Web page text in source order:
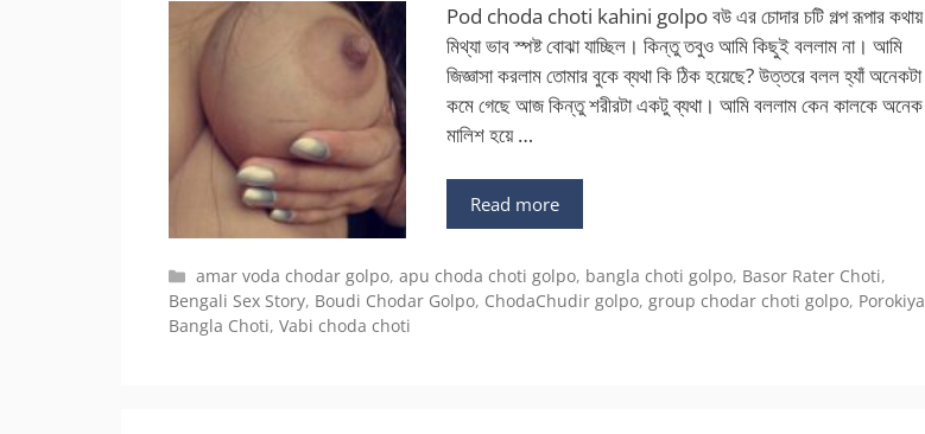
Pod choda choti kahini golpo বউ এর চোদার চটি গল্প রূপার কথায়
মিথ্যা ভাব স্পষ্ট বোঝা যাচ্ছিল। কিন্তু তবুও আমি কিছুই বললাম না। আমি
জিজ্ঞাসা করলাম তোমার বুকে ব্যথা কি ঠিক হয়েছে? উত্তরে বলল হ্যাঁ অনেকটা
কমে গেছে আজ কিন্তু শরীরটা একটু ব্যথা। আমি বললাম কেন কালকে অনেক
মালিশ হয়ে …
Read more
Categories
amar voda chodar golpo,apu choda choti golpo, bangla choti golpo, Basor Rater Choti,
Bengali Sex Story, Boudi Chodar Golpo, ChodaChudir golpo, group chodar choti golpo, Porokiya
Bangla Choti, Vabi choda choti